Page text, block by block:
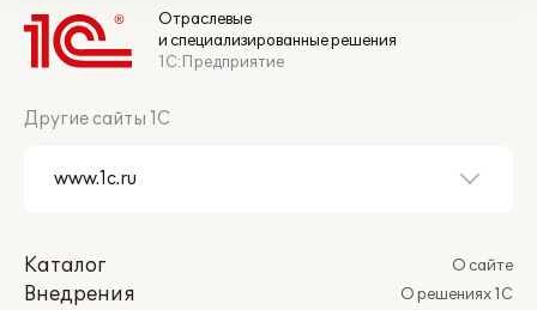
Отраслевые
и специализированные решения
1С:Предприятие
Другие сайты 1С
Каталог
Внедрения
О сайте
О решениях 1С